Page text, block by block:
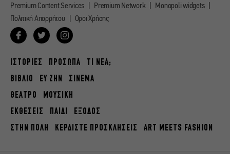
Premium Content Services
Premium Network
Monopoli widgets
Πολιτική Απορρήτου
Οροι Χρήσης
ΙΣΤΟΡΙΕΣ ΠΡΟΣΩΠΑ
ΤΙ ΝΕΑ;
ΒΙΒΛΙΟ
ΕΥ ΖΗΝ
ΣΙΝΕΜΑ
ΘΕΑΤΡΟ
ΜΟΥΣΙΚΗ
ΕΚΘΕΣΕΙΣ
ΠΑΙΔΙ
ΕΞΟΔΟΣ
ΣΤΗΝ ΠΟΛΗ
ΚΕΡΔΙΣΤΕ ΠΡΟΣΚΛΗΣΕΙΣ ART MEETS FASHION